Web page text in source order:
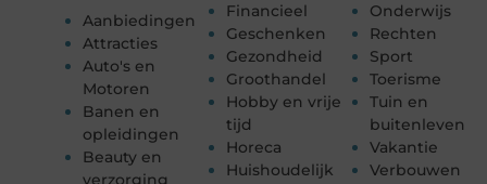
Aanbiedingen
Attracties
Auto's en
Motoren
Banen en
opleidingen
Beauty en
Financieel
Geschenken
Gezondheid
Groothandel
Hobby en vrije
tijd
Horeca
Huishoudelijk
Onderwijs
Rechten
Sport
Toerisme
Tuin en
buitenleven
Vakantie
Verbouwen